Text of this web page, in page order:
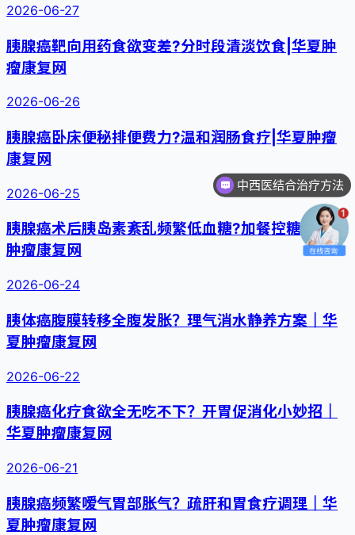
2026-06-27
胰腺癌靶向用药食欲变差?分时段清淡饮食|华夏肿
瘤康复网
2026-06-26
胰腺癌卧床便秘排便费力?温和润肠食疗|华夏肿瘤
康复网
2026-06-25
胰腺癌术后胰岛素紊乱频繁低血糖?加餐控糖|华夏
肿瘤康复网
2026-06-24
胰体癌腹膜转移全腹发胀？理气消水静养方案｜华
夏肿瘤康复网
2026-06-22
胰腺癌化疗食欲全无吃不下？开胃促消化小妙招｜
华夏肿瘤康复网
2026-06-21
胰腺癌频繁嗳气胃部胀气？疏肝和胃食疗调理｜华
夏肿瘤康复网
中西医结合治疗方法